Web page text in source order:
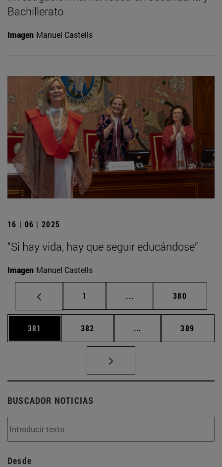
Bachillerato
Imagen Manuel Castells
16 | 06 | 2025
“Si hay vida, hay que seguir educándose”
Imagen Manuel Castells
Página
1 ... Páginas intermedias
Página
380
Página
381 Página
382 ... Páginas intermedias
Página
389
BUSCADOR NOTICIAS
Desde